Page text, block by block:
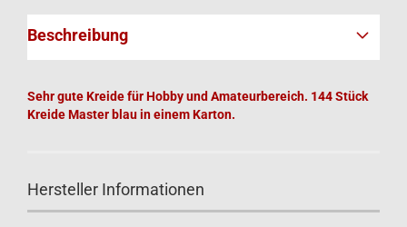
Beschreibung
Sehr gute Kreide für Hobby und Amateurbereich. 144 Stück
Kreide Master blau in einem Karton.
Hersteller Informationen